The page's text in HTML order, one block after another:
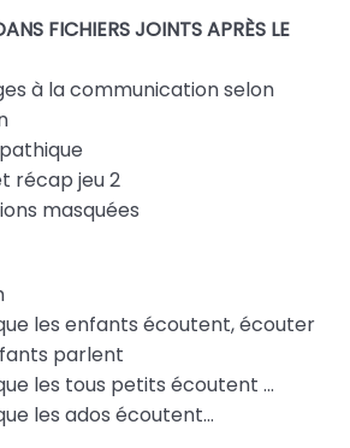
FICHIERS JOINTS APRÈS LE
à la communication selon
récap jeu 2
masquées
les enfants écoutent, écouter
parlent
les tous petits écoutent …
les ados écoutent…